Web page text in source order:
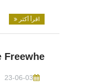
اقرأ أكثر
Freewhe
23-06-03